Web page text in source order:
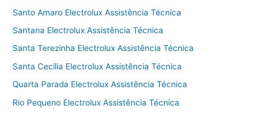
Santo Amaro Electrolux Assistência Técnica
Santana Electrolux Assistência Técnica
Santa Terezinha Electrolux Assistência Técnica
Santa Cecília Electrolux Assistência Técnica
Quarta Parada Electrolux Assistência Técnica
Rio Pequeno Electrolux Assistência Técnica